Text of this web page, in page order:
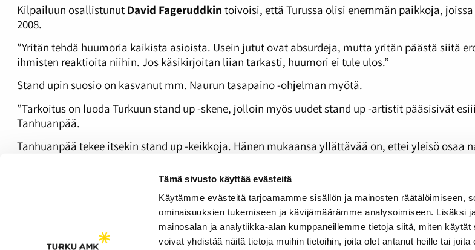
Tämä sivusto käyttää evästeitä
Käytämme evästeitä tarjoamamme sisällön ja mainosten räätälöimiseen,
ominaisuuksien tukemiseen ja kävijämäärämme analysoimiseen. Lisäksi
mainosalan ja analytiikka-alan kumppaneillemme tietoja siitä, miten
voivat yhdistää näitä tietoja muihin tietoihin, joita olet antanut heille tai
Kilpailuun osallistunut David Fageruddkin toivoisi, että Turussa olisi enemmän paikkoja,
2008.
”Yritän tehdä huumoria kaikista asioista. Usein jutut ovat absurdeja, mutta yritän päästä siitä
ihmisten reaktioita niihin. Jos käsikirjoitan liian tarkasti, huumori ei tule ulos.”
Stand upin suosio on kasvanut mm. Naurun tasapaino -ohjelman myötä.
”Tarkoitus on luoda Turkuun stand up -skene, jolloin myös uudet stand up -artistit pääsisivät
Tanhuanpää.
Tanhuanpää tekee itsekin stand up -keikkoja. Hänen mukaansa yllättävää on, ettei yleisö osaa
”Monta kertaa tuntuu siltä, että jutut eivät oikein toimi. Keikan jälkeen yleisö kuitenkin tulee
Open Turku Open Mic